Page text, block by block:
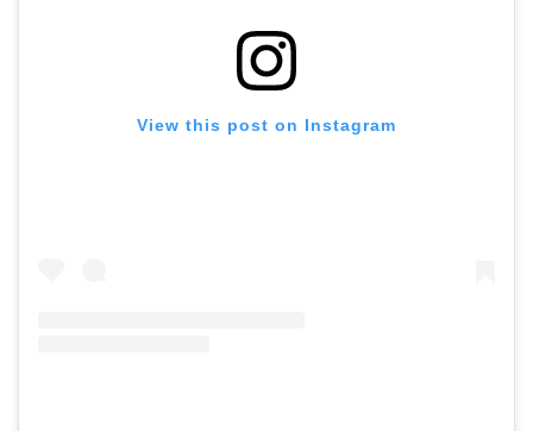
View this post on Instagram